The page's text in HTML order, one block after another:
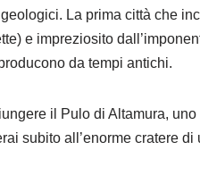
La prima città che
e impreziosito
da tempi antichi.
il Pulo di Altamura,
subito all’enorme cratere di